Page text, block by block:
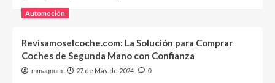
Automoción
Revisamoselcoche.com: La Solución para Comprar
Coches de Segunda Mano con Confianza
mmagnum 27 de May de 2024 0